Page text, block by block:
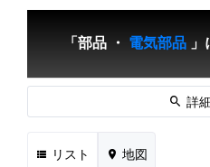
「部品 ・ 電気部品 」
詳
リスト 地図